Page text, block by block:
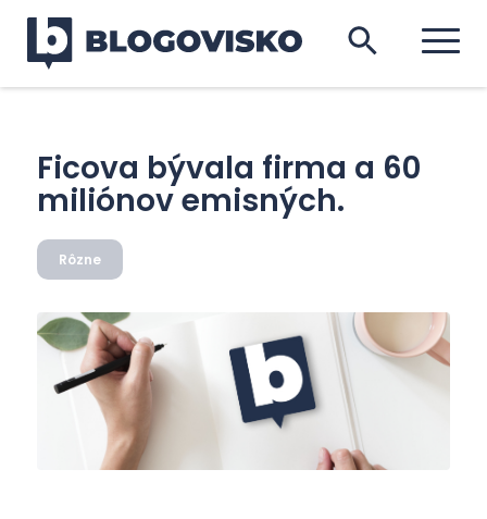
Ficova bývala firma a 60
miliónov emisných.
Rôzne